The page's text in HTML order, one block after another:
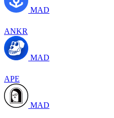
MAD
ANKR
MAD
APE
MAD